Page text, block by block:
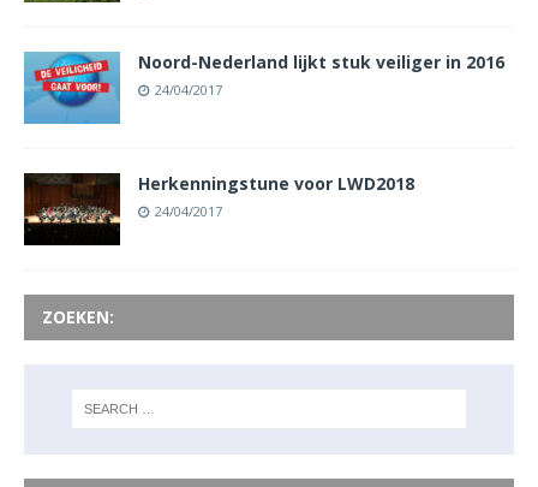
Noord-Nederland lijkt stuk veiliger in 2016
24/04/2017
Herkenningstune voor LWD2018
24/04/2017
ZOEKEN: